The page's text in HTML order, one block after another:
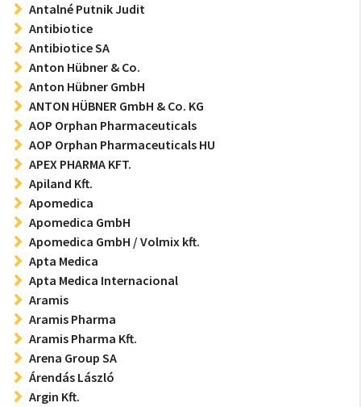
Antalné Putnik Judit
Antibiotice
Antibiotice SA
Anton Hübner & Co.
Anton Hübner GmbH
ANTON HÜBNER GmbH & Co. KG
AOP Orphan Pharmaceuticals
AOP Orphan Pharmaceuticals HU
APEX PHARMA KFT.
Apiland Kft.
Apomedica
Apomedica GmbH
Apomedica GmbH / Volmix kft.
Apta Medica
Apta Medica Internacional
Aramis
Aramis Pharma
Aramis Pharma Kft.
Arena Group SA
Árendás László
Argin Kft.